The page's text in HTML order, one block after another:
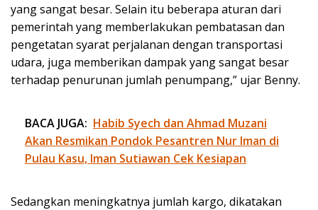
yang sangat besar. Selain itu beberapa aturan dari
pemerintah yang memberlakukan pembatasan dan
pengetatan syarat perjalanan dengan transportasi
udara, juga memberikan dampak yang sangat besar
terhadap penurunan jumlah penumpang,” ujar Benny.
BACA JUGA: Habib Syech dan Ahmad Muzani
Akan Resmikan Pondok Pesantren Nur Iman di
Pulau Kasu, Iman Sutiawan Cek Kesiapan
Sedangkan meningkatnya jumlah kargo, dikatakan